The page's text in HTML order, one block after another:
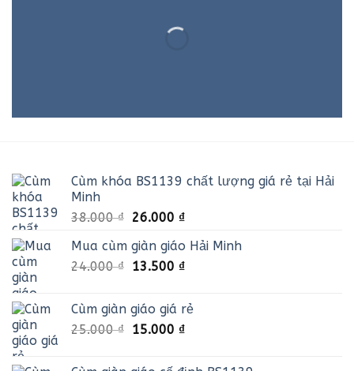
Cùm khóa BS1139 chất lượng giá rẻ tại Hải
Minh
38.000₫ Giá
là:
38.000 ₫.
26.000 ₫Giá
tại
là:
Mua cùm giàn giáo Hải Minh
24.000₫ Giá
24.000 ₫.
13.500 ₫Giá
là:
13.500 ₫.
Cùm giàn giáo giá rẻ
25.000₫ Giá
15.000 ₫Giá